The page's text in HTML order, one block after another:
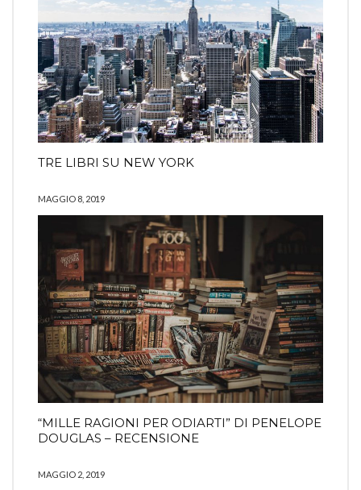
TRE LIBRI SU NEW YORK
MAGGIO 8, 2019
“MILLE RAGIONI PER ODIARTI” DI PENELOPE
DOUGLAS – RECENSIONE
MAGGIO 2, 2019